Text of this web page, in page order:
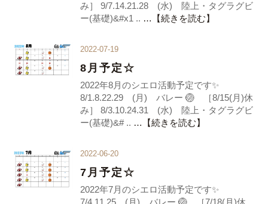
み］ 9/7.14.21.28 (水) 陸上・タグラグビ
ー(基礎)&#x1 .. …【続きを読む】
2022-07-19
8月予定☆
2022年8月のシエロ活動予定です✨
8/1.8.22.29 (月) バレー 🏐 ［8/15(月)休
み］ 8/3.10.24.31 (水) 陸上・タグラグビ
ー(基礎)&# .. …【続きを読む】
2022-06-20
7月予定☆
2022年7月のシエロ活動予定です✨
7/4.11.25 (月) バレー 🏐 ［7/18(月)休